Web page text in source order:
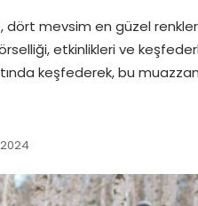
mevsim en güzel
etkinlikleri ve
keşfederek, bu